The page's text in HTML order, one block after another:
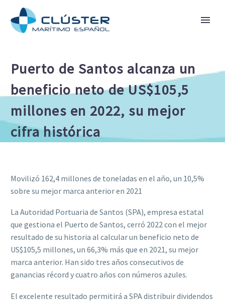
Puerto de Santos alcanza un
beneficio neto de US$105,5
millones en 2022, su mejor
cifra histórica
Movilizó 162,4 millones de toneladas en el año, un 10,5%
sobre su mejor marca anterior en 2021
La Autoridad Portuaria de Santos (SPA), empresa estatal
que gestiona el Puerto de Santos, cerró 2022 con el mejor
resultado de su historia al calcular un beneficio neto de
US$105,5 millones, un 66,3% más que en 2021, su mejor
marca anterior. Han sido tres años consecutivos de
ganancias récord y cuatro años con números azules.
El excelente resultado permitirá a SPA distribuir dividendos